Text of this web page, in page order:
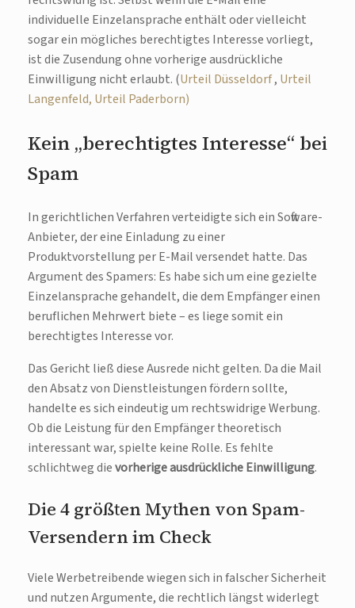
individuelle Einzelansprache enthält oder vielleicht
sogar ein mögliches berechtigtes Interesse vorliegt,
ist die Zusendung ohne vorherige ausdrückliche
Einwilligung nicht erlaubt. (Urteil Düsseldorf, Urteil
Langenfeld, Urteil Paderborn)
Kein „berechtigtes Interesse“ bei
Spam
In gerichtlichen Verfahren verteidigte sich ein Software-
Anbieter, der eine Einladung zu einer
Produktvorstellung per E-Mail versendet hatte. Das
Argument des Spamers: Es habe sich um eine gezielte
Einzelansprache gehandelt, die dem Empfänger einen
beruflichen Mehrwert biete – es liege somit ein
berechtigtes Interesse vor.
Das Gericht ließ diese Ausrede nicht gelten. Da die Mail
den Absatz von Dienstleistungen fördern sollte,
handelte es sich eindeutig um rechtswidrige Werbung.
Ob die Leistung für den Empfänger theoretisch
interessant war, spielte keine Rolle. Es fehlte
schlichtweg dievorherige ausdrückliche Einwilligung.
Die 4 größten Mythen von Spam-
Versendern im Check
Viele Werbetreibende wiegen sich in falscher Sicherheit
und nutzen Argumente, die rechtlich längst widerlegt